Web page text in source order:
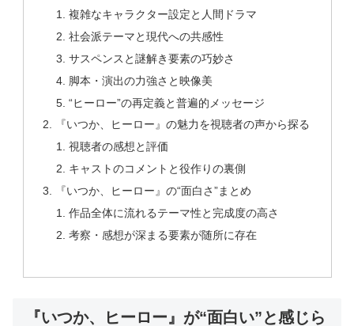
複雑なキャラクター設定と人間ドラマ
社会派テーマと現代への共感性
サスペンスと謎解き要素の巧妙さ
脚本・演出の力強さと映像美
“ヒーロー”の再定義と普遍的メッセージ
『いつか、ヒーロー』の魅力を視聴者の声から探る
視聴者の感想と評価
キャストのコメントと役作りの裏側
『いつか、ヒーロー』の“面白さ”まとめ
作品全体に流れるテーマ性と完成度の高さ
考察・感想が深まる要素が随所に存在
『いつか、ヒーロー』が“面白い”と感じら